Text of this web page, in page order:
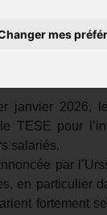
mes
janvier 2026,
TESE pour
salariés.
par
en particulier
fortement